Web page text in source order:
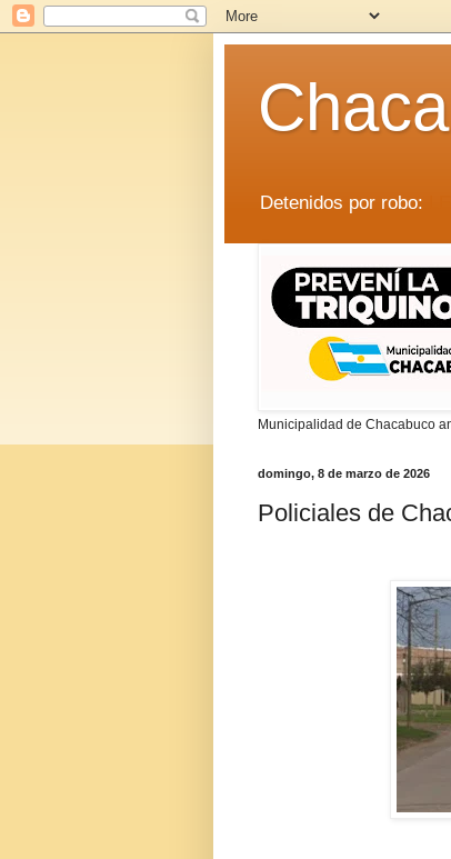
Detenidos por robo:
Municipalidad de Chacabuco
domingo, 8 de marzo de 2026
Policiales de